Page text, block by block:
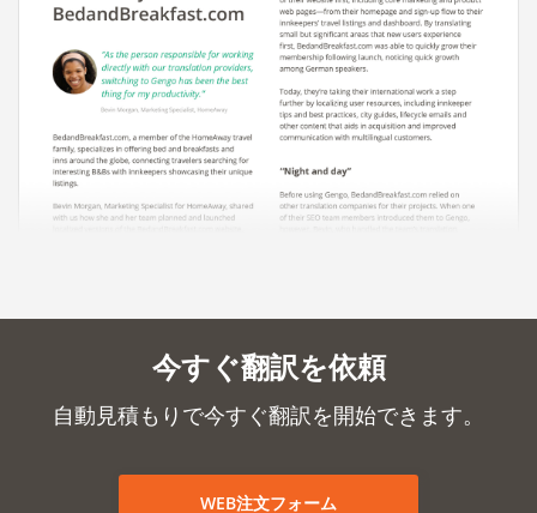
今すぐ翻訳を依頼
自動見積もりで今すぐ翻訳を開始できます。
WEB注文フォーム